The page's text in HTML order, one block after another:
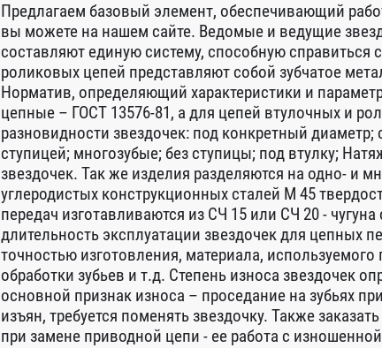
Предлагаем базовый элемент, обеспечивающий
вы можете на нашем сайте. Ведомые и ведущие
составляют единую систему, способную
роликовых цепей представляют собой зубчатое
Норматив, определяющий характеристики и
цепные – ГОСТ 13576-81, а для цепей втулочных и
разновидности звездочек: под конкретный
ступицей; многозубые; без ступицы; под втулку;
звездочек. Так же изделия разделяются на одно- и
углеродистых конструкционных сталей М 45
передач изготавливаются из СЧ 15 или СЧ 20 -
длительность эксплуатации звездочек для цепных
точностью изготовления, материала,
обработки зубьев и т.д. Степень износа звездочек
основной признак износа – проседание на зубьях
изъян, требуется поменять звездочку. Также
при замене приводной цепи - ее работа с